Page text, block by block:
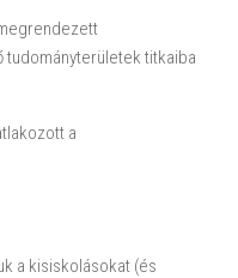
tudományterületek titkaiba
a
a kisiskolásokat (és